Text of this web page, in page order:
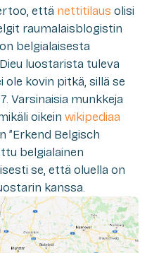
että nettitilaus olisi
raumalaisblogistin
belgialaisesta
luostarista tuleva
ole kovin pitkä, sillä se
Varsinaisia munkkeja
oikein wikipediaa
”Erkend Belgisch
belgialainen
se, että oluella on
kanssa.